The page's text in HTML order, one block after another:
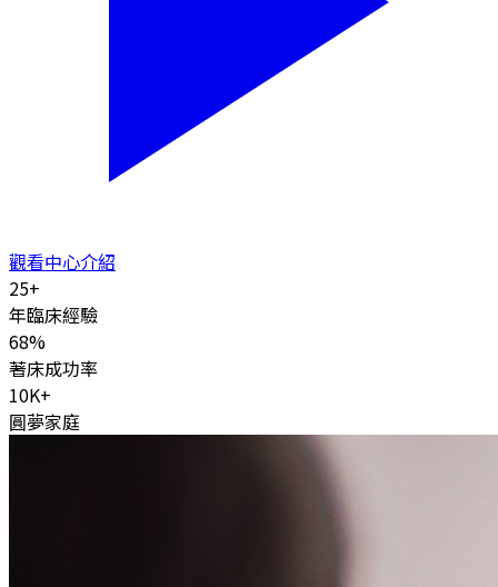
觀看中心介紹
25+
年臨床經驗
68%
著床成功率
10K+
圓夢家庭